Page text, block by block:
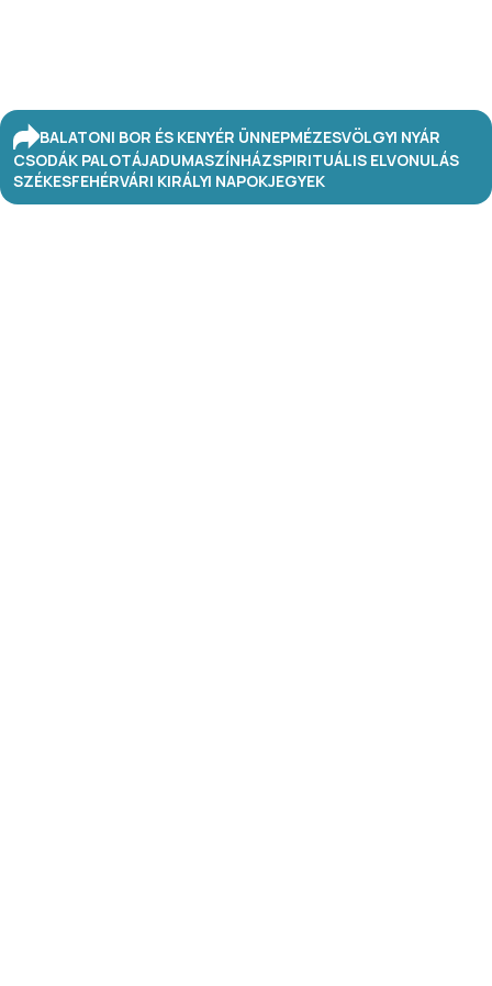
BALATONI BOR ÉS KENYÉR ÜNNEPMÉZESVÖLGYI NYÁR
CSODÁK PALOTÁJADUMASZÍNHÁZSPIRITUÁLIS ELVONULÁS
SZÉKESFEHÉRVÁRI KIRÁLYI NAPOKJEGYEK